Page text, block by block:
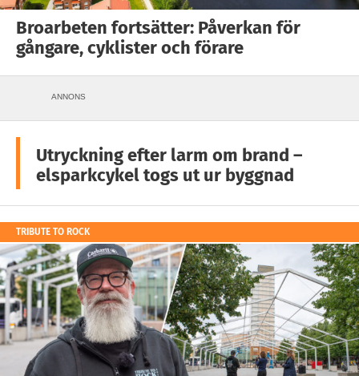
Broarbeten fortsätter: Påverkan för
gångare, cyklister och förare
ANNONS
Utryckning efter larm om brand –
elsparkcykel togs ut ur byggnad
TRIBUTE TO ROCK